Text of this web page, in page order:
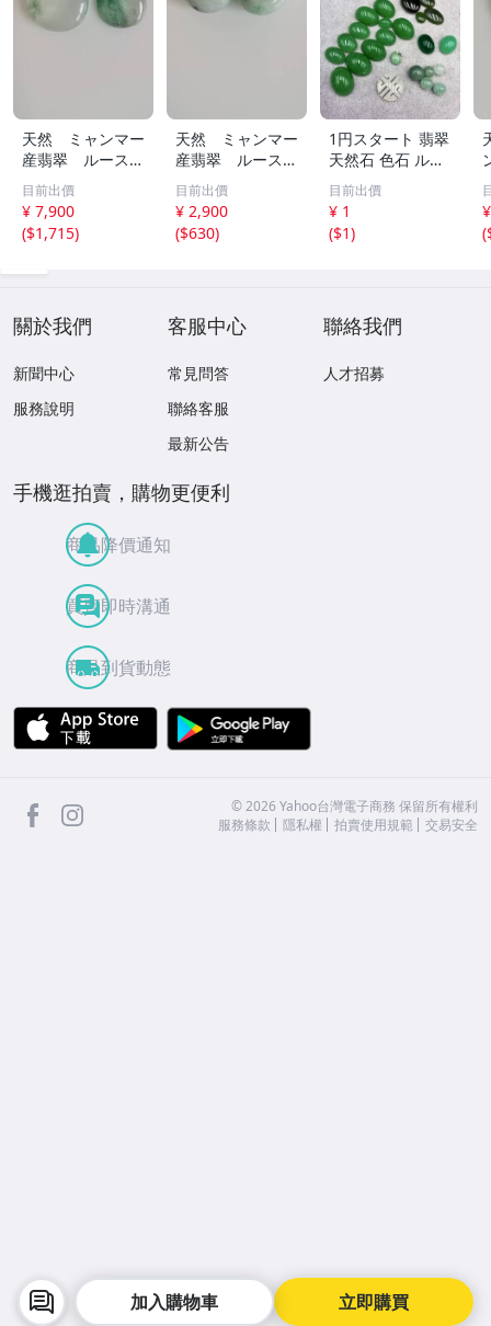
立即購買
加入購物車
天然 ミャンマー
産翡翠 ルース
瓜 氷のように透
き通る 17ｘ8.5
ｘ2.4ｍｍ 3.5ct
と 17.6ｘ11
目前出價
¥ 7,900
($1,715)
天然 ミャンマー
産翡翠 ルース
18ｘ12.8ｍ
ｍ 40.5ct と
18.4ｘ13.3ｍｍ
43ct 注意事項
目前出價
¥ 2,900
($630)
1円スタート 翡翠
天然石 色石 ルー
ス まとめ 大量 ジ
ュエリー 宝石 総
重量約49.0g ヒス
イ HE0806ろ
目前出價
¥ 1
($1)
(
關於我們
新聞中心
服務說明
客服中心
常見問答
聯絡客服
最新公告
聯絡我們
人才招募
手機逛拍賣，購物更便利
商品降價通知
買賣即時溝通
商品到貨動態
APP Store
facebook ©2026 Yahoo台灣電子商務 保留所有權利
服務條款
隱私權 拍賣使用規範 交易安全